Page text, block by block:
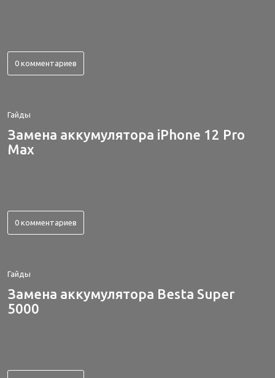
0 комментариев
Гайды
Замена аккумулятора iPhone 12 Pro
Max
0 комментариев
Гайды
Замена аккумулятора Besta Super
5000